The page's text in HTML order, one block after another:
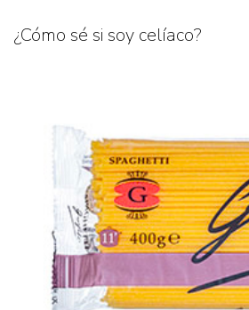
¿Cómo sé si soy celíaco?